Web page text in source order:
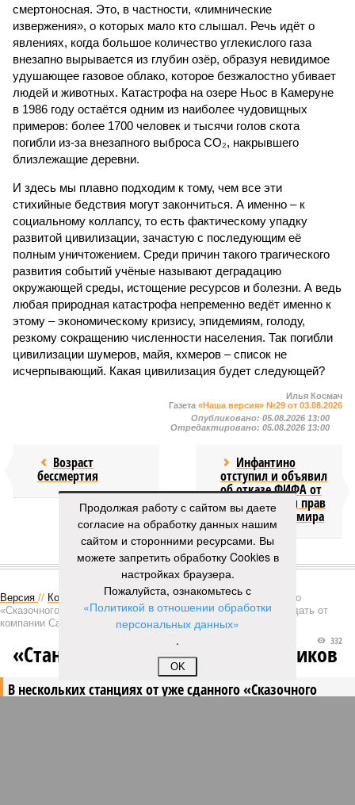
смертоносная. Это, в частности, «лимнические
извержения», о которых мало кто слышал. Речь идёт о
явлениях, когда большое количество углекислого газа
внезапно вырывается из глубин озёр, образуя невидимое
удушающее газовое облако, которое безжалостно убивает
людей и животных. Катастрофа на озере Ньос в Камеруне
в 1986 году остаётся одним из наиболее чудовищных
примеров: более 1700 человек и тысячи голов скота
погибли из-за внезапного выброса CO₂, накрывшего
близлежащие деревни.
И здесь мы плавно подходим к тому, чем все эти
стихийные бедствия могут закончиться. А именно – к
социальному коллапсу, то есть фактическому упадку
развитой цивилизации, зачастую с последующим её
полным уничтожением. Среди причин такого трагического
развития событий учёные называют деградацию
окружающей среды, истощение ресурсов и болезни. А ведь
любая природная катастрофа непременно ведёт именно к
этому – экономическому кризису, эпидемиям, голоду,
резкому сокращению численности населения. Так погибли
цивилизации шумеров, майя, кхмеров – список не
исчерпывающий. Какая цивилизация будет следующей?
Илья Космач
Газета «Наша версия» №29 от 03.08.2026
Опубликовано: 05.08.2026 13:00
Отредактировано: 05.08.2026 13:00
Возраст
бессмертия
Инфантино
отступил и объявил
об отказе ФИФА от
продажи доли прав
на чемпионат мира
КОММЕНТАРИИ
Версия // Конфликт // В нескольких станциях от уже сданного
«Сказочного леса» пайщики ЖК «Станция Л» продолжают ждать от
компании Capital Group начала реальной достройки
В нескольких станциях от уже сданного «Сказочного
332
«Станция ожидания» для дольщиков
Продолжая работу с сайтом вы даете
согласие на обработку данных нашим
сайтом и сторонними ресурсами. Вы
можете запретить обработку Cookies в
настройках браузера.
Пожалуйста, ознакомьтесь с
«Политикой в отношении обработки
персональных данных»
.
OK